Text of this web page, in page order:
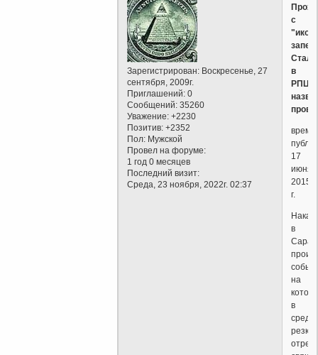
Зарегистрирован: Воскресенье, 27
сентября, 2009г.
Приглашений: 0
Сообщений: 35260
Уважение: +2230
Позитив: +2352
Пол: Мужской
Провел на форуме:
1 год 0 месяцев
Последний визит:
Среда, 23 ноября, 2022г. 02:37
с
в
РПЦ
время
17
июня
2015
г.
в
на
в
среду
резко